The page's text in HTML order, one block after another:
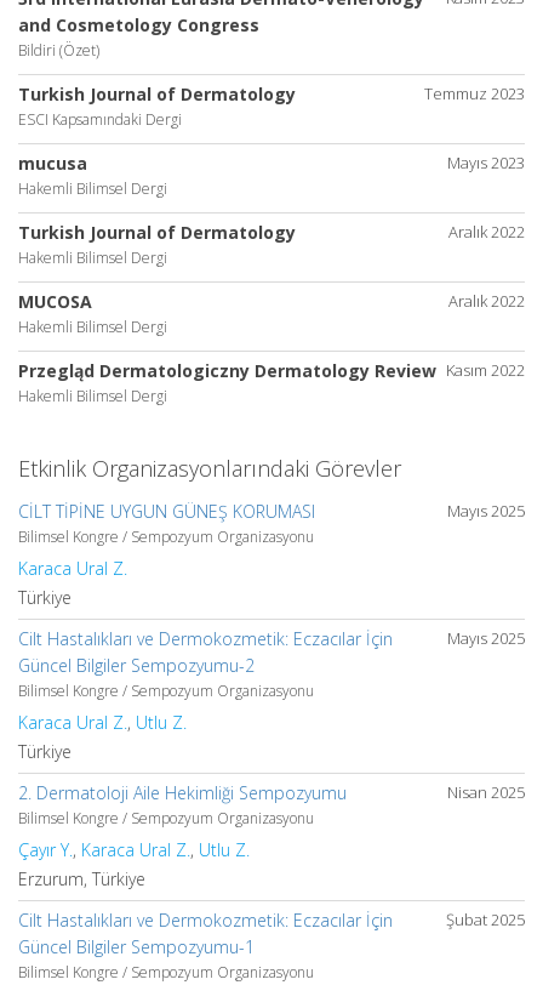
and Cosmetology Congress
Bildiri (Özet)
Temmuz 2023
Turkish Journal of Dermatology
ESCI Kapsamındaki Dergi
Mayıs 2023
mucusa
Hakemli Bilimsel Dergi
Aralık 2022
Turkish Journal of Dermatology
Hakemli Bilimsel Dergi
Aralık 2022
MUCOSA
Hakemli Bilimsel Dergi
Kasım 2022
Przegląd Dermatologiczny Dermatology Review
Hakemli Bilimsel Dergi
Etkinlik Organizasyonlarındaki Görevler
Mayıs 2025
CİLT TİPİNE UYGUN GÜNEŞ KORUMASI
Bilimsel Kongre / Sempozyum Organizasyonu
Karaca Ural Z.
Türkiye
Mayıs 2025
Cilt Hastalıkları ve Dermokozmetik: Eczacılar İçin
Güncel Bilgiler Sempozyumu-2
Bilimsel Kongre / Sempozyum Organizasyonu
Karaca Ural Z., Utlu Z.
Türkiye
Nisan 2025
2. Dermatoloji Aile Hekimliği Sempozyumu
Bilimsel Kongre / Sempozyum Organizasyonu
Çayır Y., Karaca Ural Z., Utlu Z.
Erzurum, Türkiye
Şubat 2025
Cilt Hastalıkları ve Dermokozmetik: Eczacılar İçin
Güncel Bilgiler Sempozyumu-1
Bilimsel Kongre / Sempozyum Organizasyonu